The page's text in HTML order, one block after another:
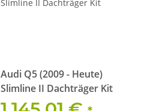
Audi Q5 (2009 - Heute)
Slimline II Dachträger Kit